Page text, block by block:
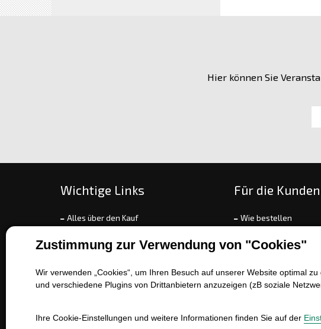
Zustimmung zur Verwendung von "Cookies"
Wir verwenden „Cookies“, um Ihren Besuch auf unserer Website optimal
und verschiedene Plugins von Drittanbietern anzuzeigen (zB soziale
Ihre Cookie-Einstellungen und weitere Informationen finden Sie auf der
Hier können Sie
Wichtige Links
Alles über den Kauf
Kontakt
Batterieservice
Katalog der Arten von Fahrzeugen
Für die Kunden
Wie bestellen
Umtausch oder
Allgemeine
Referenz